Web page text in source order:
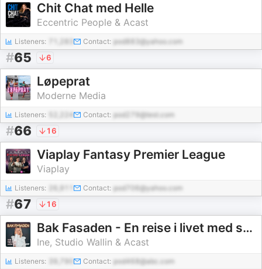
Chit Chat med Helle
Eccentric People & Acast
Listeners: Contact: pod883@yahoo.com
#65 6
Løpeprat
Moderne Media
Listeners: Contact: pod279@test.com
#66 16
Viaplay Fantasy Premier League
Viaplay
Listeners: Contact: pod706@yahoo.com
#67 16
Bak Fasaden - En reise i livet med sykepleier Ine
Ine, Studio Wallin & Acast
Listeners: Contact: pod468@abc.com